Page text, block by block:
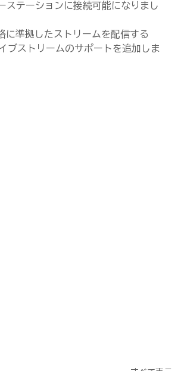
ステーションに接続可能になりまし
に準拠したストリームを配信する
ブストリームのサポートを追加しま